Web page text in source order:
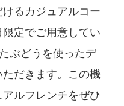
るカジュアルコー
定でご用意してい
ぶどうを使ったデ
だきます。この機
ルフレンチをぜひ